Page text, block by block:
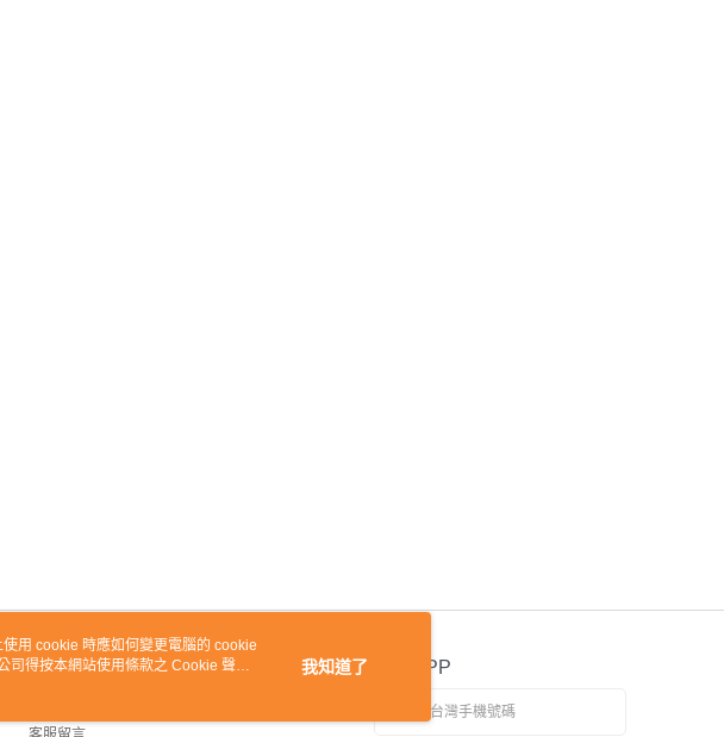
客服資訊 官方APP
用 cookie 時應如何變更電腦的 cookie
司得按本網站使用條款之 Cookie 聲明
我知道了